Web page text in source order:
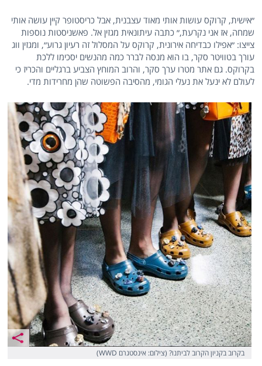
״אישית, קרוקס עושות אותי מאוד עצבנית, אבל כריסטופר קיין עושה אותי
שמחה, אז אני נקרעת,״ כתבה עיתונאית מגזין אל. פאשניסטות נוספות
צייצו: ״אפילו כבדיחה אירונית, קרוקס על המסלול זה רעיון גרוע״, ומגזין ווג
עורך בטוויטר סקר, בו הוא מנסה לברר כמה מהנשים יסכימו ללכת
בקרוקס. גם אתר מטרו ערך סקר, והרוב המוחץ הצביע ברגליים והכריז כי
לעולם לא ינעל את נעלי הגומי, מהסיבה הפשוטה שהן מחרידות מדי.
בקרוב בקניון הקרוב לביתנו? (צילום: אינסטגרם WWD)